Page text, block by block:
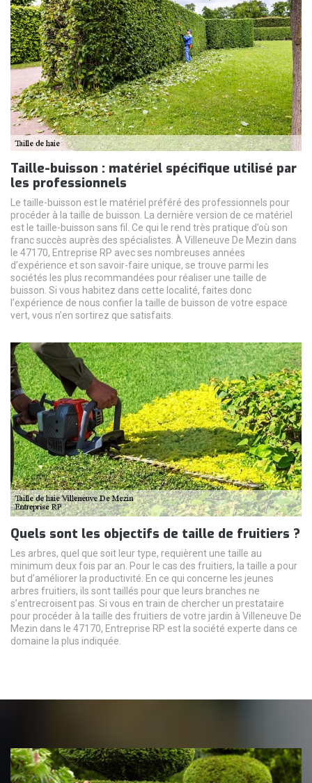
Taille-buisson : matériel spécifique utilisé par
les professionnels
Le taille-buisson est le matériel préféré des professionnels pour
procéder à la taille de buisson. La dernière version de ce matériel
est le taille-buisson sans fil. Ce qui le rend très pratique d’où son
franc succès auprès des spécialistes. À Villeneuve De Mezin dans
le 47170, Entreprise RP avec ses nombreuses années
d’expérience et son savoir-faire unique, se trouve parmi les
sociétés les plus recommandées pour réaliser une taille de
buisson. Si vous habitez dans cette localité, faites donc
l’expérience de nous confier la taille de buisson de votre espace
vert, vous n’en sortirez que satisfaits.
Quels sont les objectifs de taille de fruitiers ?
Les arbres, quel que soit leur type, requièrent une taille au
minimum deux fois par an. Pour le cas des fruitiers, la taille a pour
but d’améliorer la productivité. En ce qui concerne les jeunes
arbres fruitiers, ils sont taillés pour que leurs branches ne
s’entrecroisent pas. Si vous en train de chercher un prestataire
pour procéder à la taille des fruitiers de votre jardin à Villeneuve De
Mezin dans le 47170, Entreprise RP est la société experte dans ce
domaine la plus indiquée.